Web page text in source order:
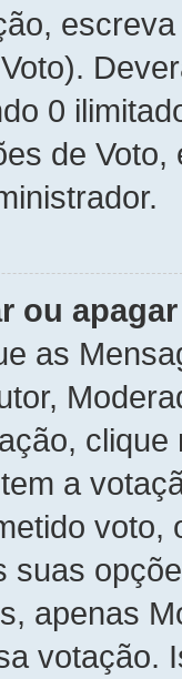
0
de
ou
as
a
suas
apenas
votação.